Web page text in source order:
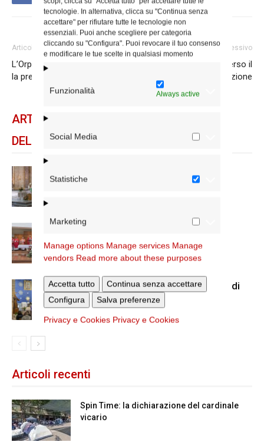
tecnologie. In alternativa, clicca su "Continua senza
accettare" per rifiutare tutte le tecnologie non
essenziali. Puoi anche scegliere per categoria
cliccando su "Configura". Puoi revocare il tuo consenso
e modificare le tue scelte in qualsiasi momento
Funzionalità Always active
Social Media
Statistiche
Marketing
Manage options Manage services Manage
vendors Read more about these purposes
Accetta tutto
Continua senza accettare
Configura
Salva preferenze
Privacy e Cookies Privacy e Cookies
Articolo precedente
L’Orp nella Turchia dei Concili e
la preghiera per il Papa
Articolo successivo
Alla Trasfigurazione, verso il
90° di fondazione
ARTICOLI CORRELATI
DELLO STESSO AUTORE
Reina a S. Maria Ausiliatrice: «La
Il cardinale Reina a Santi Mario e
Compagni Martiri
La visita di Reina a Nostra Signora di
Guadalupe e San Filippo martire
Articoli recenti
Spin Time: la dichiarazione del cardinale
vicario